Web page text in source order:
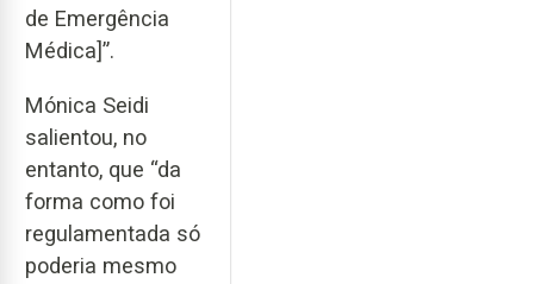
de Emergência
Médica]”.
Mónica Seidi
salientou, no
entanto, que “da
forma como foi
regulamentada só
poderia mesmo